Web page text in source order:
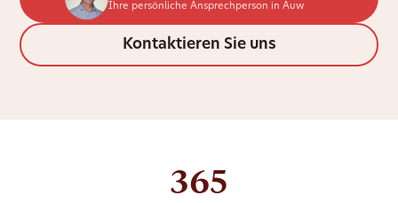
Ihre persönliche Ansprechperson in Auw
Kontaktieren Sie uns
365